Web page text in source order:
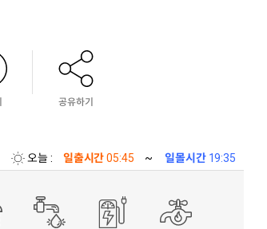
공유하기
오늘 : 일출시간05:45 ~ 일몰시간19:35